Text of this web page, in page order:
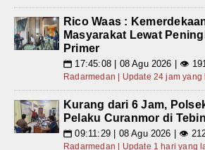
Rico Waas :
Masyarakat Lewat
Primer
📅 17:45:08 | 08 Agu 2026 | 👁
Radarmedan | Update 24 jam yang
Kurang dari 6 Jam,
Pelaku Curanmor di
📅 09:11:29 | 08 Agu 2026 | 👁
Radarmedan | Update 1 hari yang